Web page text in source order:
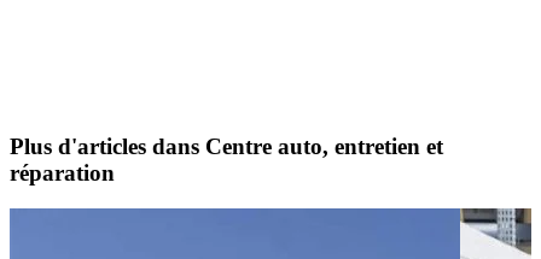
Plus d'articles dans Centre auto, entretien et
réparation